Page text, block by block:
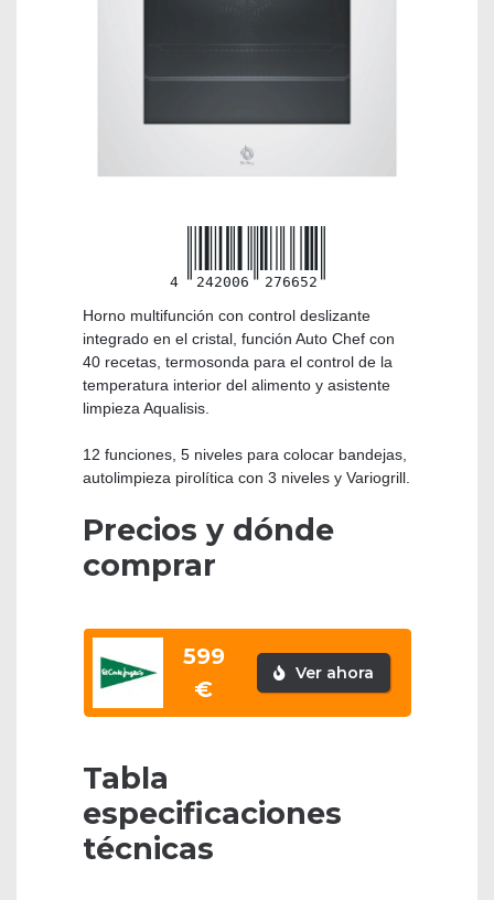
4 242006 276652
Horno multifunción con control deslizante
integrado en el cristal, función Auto Chef con
40 recetas, termosonda para el control de la
temperatura interior del alimento y asistente
limpieza Aqualisis.
12 funciones, 5 niveles para colocar bandejas,
autolimpieza pirolítica con 3 niveles y Variogrill.
Precios y dónde
comprar
599
€
Ver ahora
Tabla
especificaciones
técnicas